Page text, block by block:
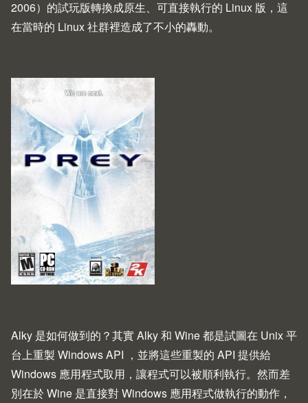
2006）的試玩版轉換成原生、可直接執行的 Linux 版，這
在當時的 Linux 社群裡造成了不小的轟動。
Alky 是如何做到的？其實 Alky 和 Wine 都是試圖在 Unix 平
台上重製 Windows API ，並將這些重製的 API 提供給
Windows 應用程式取用，讓程式可以被順利執行。然而差
別在於 Wine 是直接對 Windows 應用程式做執行的動作，